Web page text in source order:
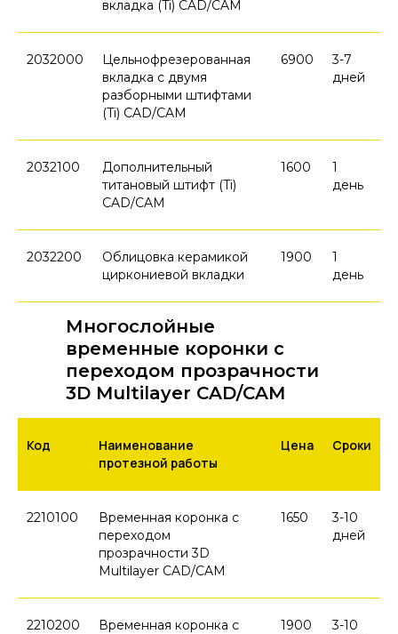
вкладка (Ti) CAD/CAM
2032000
Цельнофрезерованная
вкладка с двумя
разборными штифтами
(Ti) CAD/CAM
6900
3-7
дней
2032100
Дополнительный
титановый штифт (Ti)
CAD/CAM
1600
1
день
2032200
Облицовка керамикой
циркониевой вкладки
1900
1
день
Многослойные
временные коронки с
переходом прозрачности
3D Multilayer CAD/CAM
Код
Наименование
протезной работы
Цена Сроки
2210100
Временная коронка с
переходом
прозрачности 3D
Multilayer CAD/CAM
1650
3-10
дней
2210200
Временная коронка с
1900
3-10